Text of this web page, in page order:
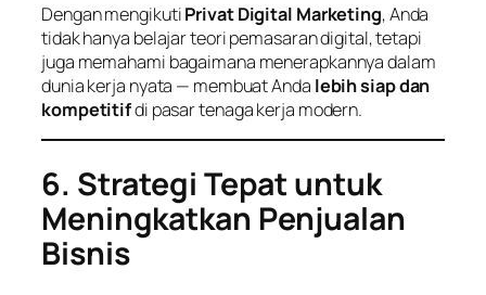
Dengan mengikutiPrivat Digital Marketing, Anda
tidak hanya belajar teori pemasaran digital, tetapi
juga memahami bagaimana menerapkannya dalam
dunia kerja nyata — membuat Anda lebih siap dan
kompetitifdi pasar tenaga kerja modern.
6. Strategi Tepat untuk
Meningkatkan Penjualan
Bisnis